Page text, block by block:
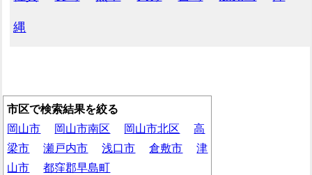
縄
市区で検索結果を絞る
岡山市
岡山市南区 岡山市北区
高
梁市
瀬戸内市 浅口市 倉敷市
津
山市
都窪郡早島町